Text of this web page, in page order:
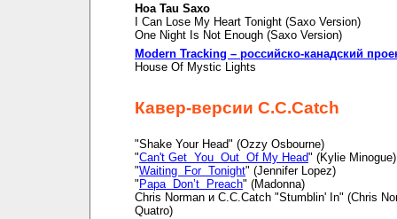
Hoa Tau Saxo
I Can Lose My Heart Tonight (Saxo Version)
One Night Is Not Enough (Saxo Version)
Modern Tracking – российско-канадский
House Of Mystic Lights
Кавер-версии C.C.Catch
"Shake Your Head" (Ozzy Osbourne)
"Can't Get You Out Of My Head" (Kylie Minogue)
"Waiting For Tonight" (Jennifer Lopez)
" Papa Don’t Preach" (Madonna)
Chris Norman и C.C.Catch "Stumblin' In" (Chris
Quatro)